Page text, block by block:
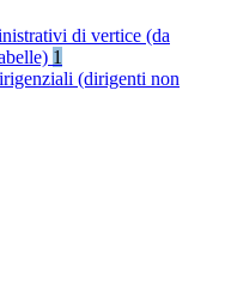
di vertice (da
1
(dirigenti non